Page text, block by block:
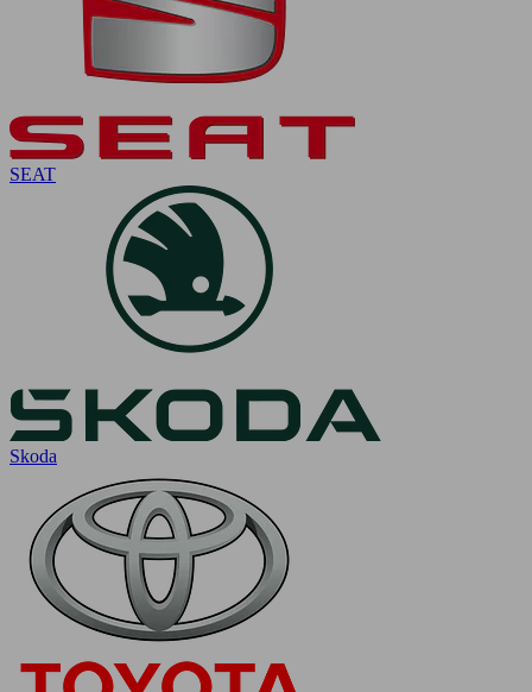
SEAT
Skoda